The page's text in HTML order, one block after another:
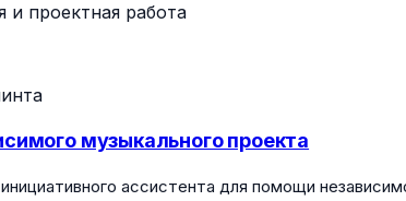
и проектная работа
музыкального проекта
ассистента для помощи